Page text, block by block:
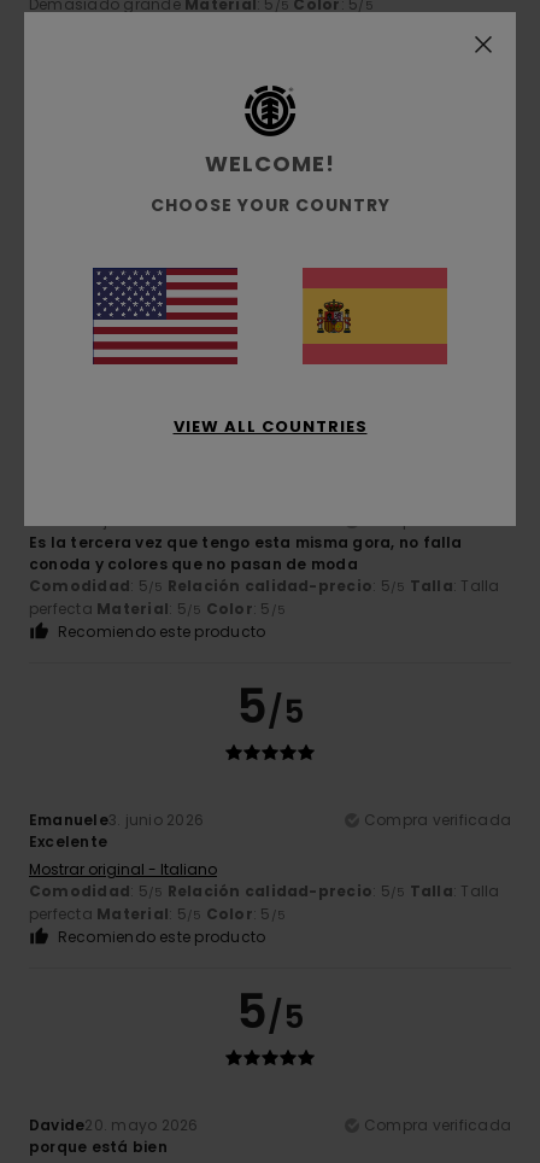
Demasiado grande Material: 5 /5 Color: 5/5
5/5
5. julio 2026
Compra verificada
Mostrar original - Français
Comodidad: 5/5 Relación calidad-precio: 5/5 Talla
perfectaMaterial: 5/5 Color
Recomiendo este producto
5/5
Ander25. junio 2026
Compra verificada
Es la tercera vez que tengo esta misma gora, no falla
conoda y colores que no pasan de moda
Comodidad: 5/5 Relación calidad-precio: 5/5 Talla: Talla
perfecta Material: 5/5 Color: 5 /5
Recomiendo este producto
5/5
Emanuele3. junio 2026
Compra verificada
Excelente
Mostrar original - Italiano
Comodidad: 5/5 Relación calidad-precio: 5/5 Talla: Talla
perfecta Material: 5/5 Color: 5 /5
Recomiendo este producto
5/5
Davide20. mayo 2026
Compra verificada
porque está bien
WELCOME!
CHOOSE YOUR COUNTRY
VIEW ALL COUNTRIES